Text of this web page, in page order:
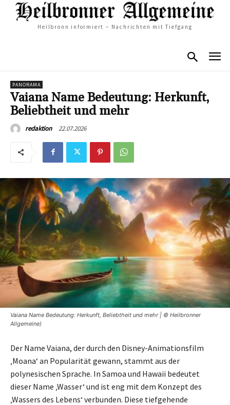
Heilbronn informiert – Nachrichten mit Tiefgang
PANORAMA
Vaiana Name Bedeutung: Herkunft,
Beliebtheit und mehr
redaktion 22.07.2026
Vaiana Name Bedeutung: Herkunft, Beliebtheit und mehr | © Heilbronner
Allgemeine)
Der Name Vaiana, der durch den Disney-Animationsfilm
‚Moana‘ an Popularität gewann, stammt aus der
polynesischen Sprache. In Samoa und Hawaii bedeutet
dieser Name ‚Wasser‘ und ist eng mit dem Konzept des
‚Wassers des Lebens‘ verbunden. Diese tiefgehende